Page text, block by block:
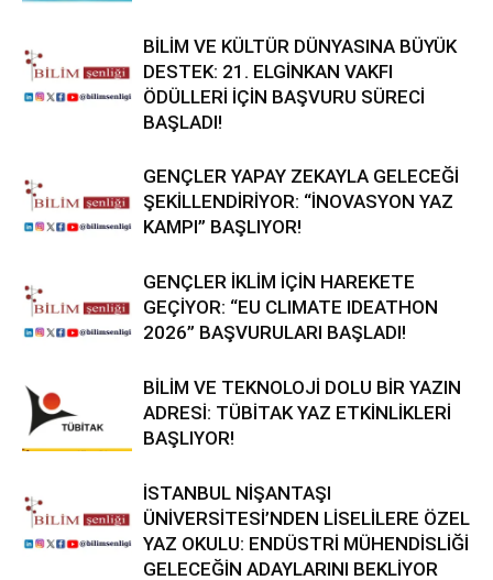
BİLİM VE KÜLTÜR DÜNYASINA BÜYÜK
DESTEK: 21. ELGİNKAN VAKFI
ÖDÜLLERİ İÇİN BAŞVURU SÜRECİ
BAŞLADI!
GENÇLER YAPAY ZEKAYLA GELECEĞİ
ŞEKİLLENDİRİYOR: “İNOVASYON YAZ
KAMPI” BAŞLIYOR!
GENÇLER İKLİM İÇİN HAREKETE
GEÇİYOR: “EU CLIMATE IDEATHON
2026” BAŞVURULARI BAŞLADI!
BİLİM VE TEKNOLOJİ DOLU BİR YAZIN
ADRESİ: TÜBİTAK YAZ ETKİNLİKLERİ
BAŞLIYOR!
İSTANBUL NİŞANTAŞI
ÜNİVERSİTESİ’NDEN LİSELİLERE ÖZEL
YAZ OKULU: ENDÜSTRİ MÜHENDİSLİĞİ
GELECEĞİN ADAYLARINI BEKLİYOR